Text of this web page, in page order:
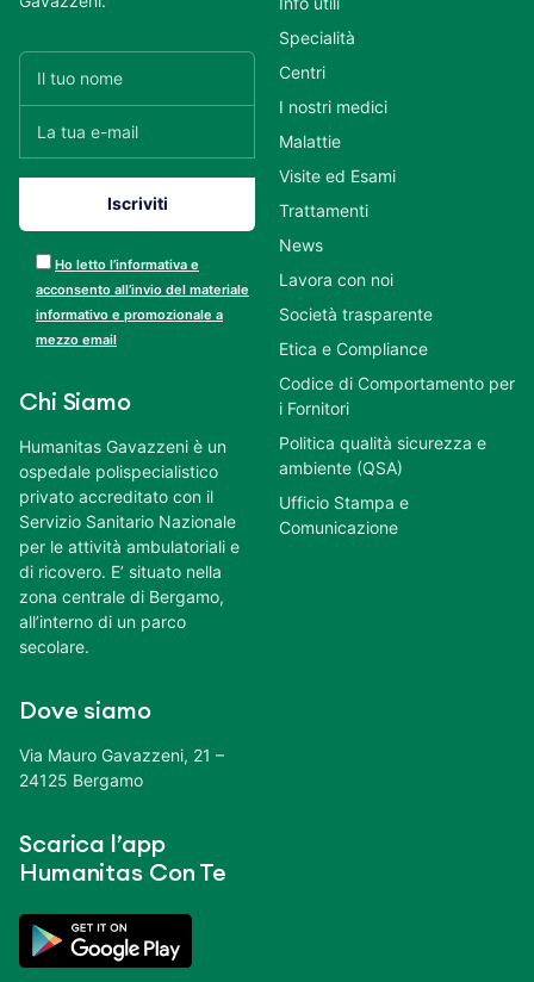
Ho letto l’informativa e
acconsento all’invio del materiale
informativo e promozionale a
mezzo email
Chi Siamo
Humanitas Gavazzeni è un
ospedale polispecialistico
privato accreditato con il
Servizio Sanitario Nazionale
per le attività ambulatoriali e
di ricovero. E’ situato nella
zona centrale di Bergamo,
all’interno di un parco
secolare.
Dove siamo
Via Mauro Gavazzeni, 21 –
24125 Bergamo
Scarica l’app
Humanitas Con Te
Specialità
Centri
I nostri medici
Malattie
Visite ed Esami
Trattamenti
News
Lavora con noi
Società trasparente
Etica e Compliance
Codice di Comportamento per
i Fornitori
Politica qualità sicurezza e
ambiente (QSA)
Ufficio Stampa e
Comunicazione